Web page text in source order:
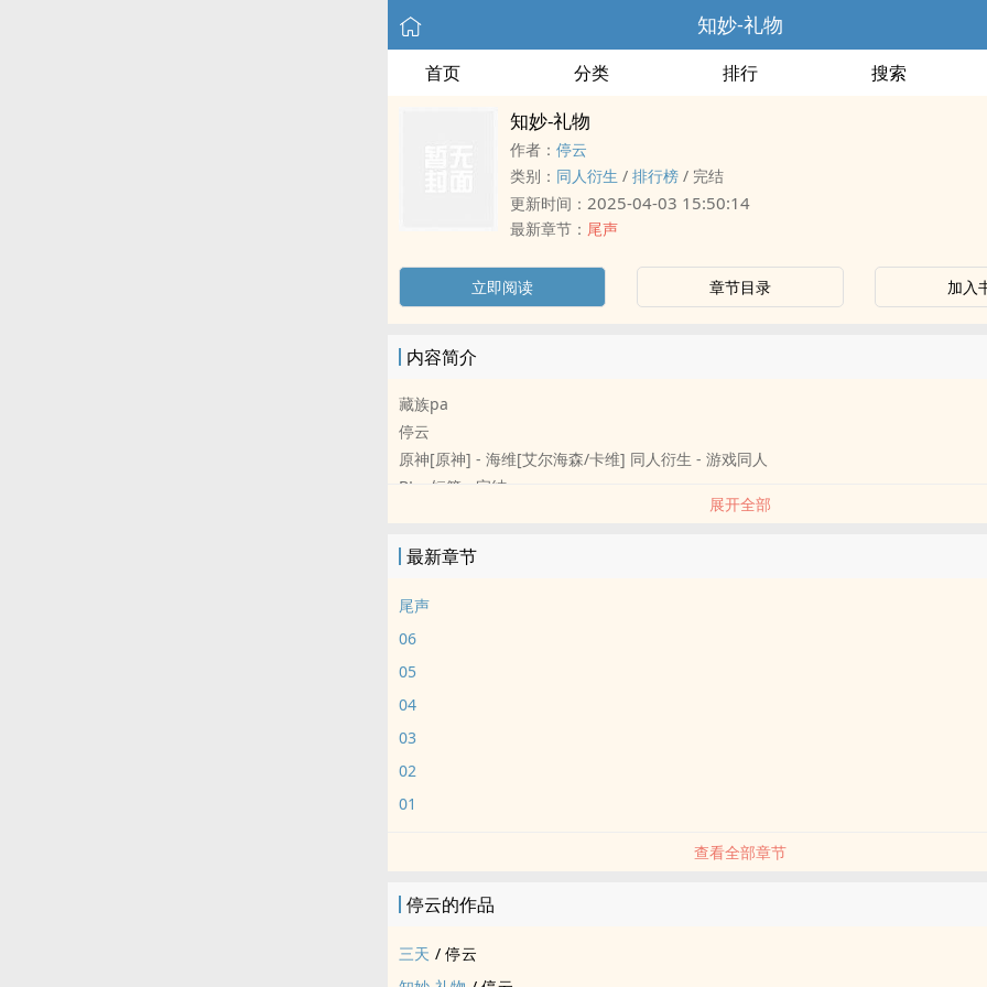
知妙-礼物
首页 分类 排行 搜索
知妙-礼物
作者： 停云
类别： ‍‌‎同‌‎人‍‎‌衍生 / 排行榜 / 完结
更新时间： 2025-04-03 15:50:14
最新章节： 尾声
立即阅读 章节目录 加入
内容简介
藏族pa
停云
原神[原神] - 海维[艾尔海森/卡维] ‍‌‎同‌‎人‍‎‌衍生 - 游戏‍‌‎同‌‎人‍‎‌
BL - 短篇 - 完结
背景：幻想藏族风。卡维的父亲是草原某部族的占星祭司，在沙漠中身亡。母亲是中原
卡维父亲去世、哥哥登基之后回到了中原，但是皇帝不允许带有外族血脉的卡维到中原
母部族。
人物ooc全部归我，文笔烂也归我，我先诚恳道歉。但知妙爱情是最真的最好的。
全文7600+，后半部分三千字
展开全部
最新章节
尾声
06
05
04
03
02
01
查看全部章节
停云的作品
三天 / 停云